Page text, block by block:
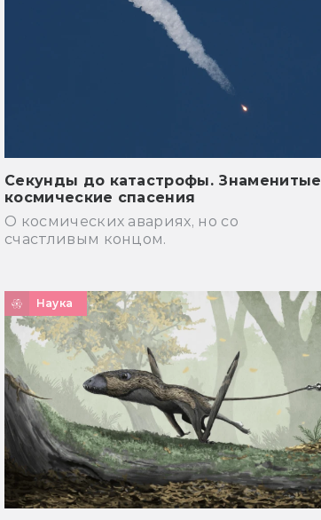
Секунды до катастрофы. Знаменитые
космические спасения
О космических авариях, но со
счастливым концом.
Наука